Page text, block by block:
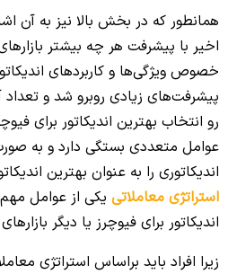
همانطور که در بخش بالا نیز به آن
اخیر با پیشرفت هر چه بیشتر
خصوص ویژگی‌ها و کاربردهای
پیشرفت‌های زیادی روبرو شد و
رو انتخاب بهترین اندیکاتور برای
عوامل متعددی بستگی دارد و به
اندیکاتوری را به عنوان بهترین
استراتژی معاملاتی یکی از عوامل
اندیکاتور برای فیوچرز یا دیگر
زیرا افراد باید براساس استراتژی